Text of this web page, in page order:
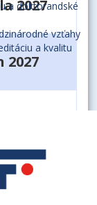
a doktorandské
vzťahy
a kvalitu
2027
2027